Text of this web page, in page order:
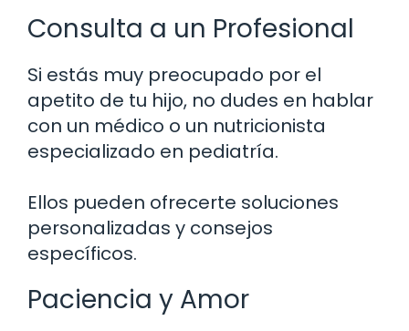
Consulta a un Profesional
Si estás muy preocupado por el
apetito de tu hijo, no dudes en hablar
con un médico o un nutricionista
especializado en pediatría.
Ellos pueden ofrecerte soluciones
personalizadas y consejos
específicos.
Paciencia y Amor